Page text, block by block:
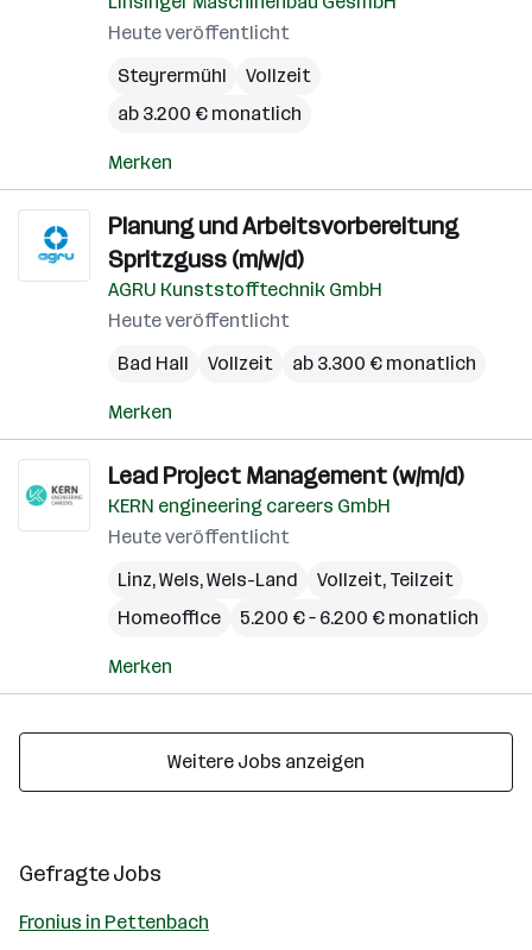
Heute veröffentlicht
Steyrermühl
Vollzeit
ab 3.200 € monatlich
Merken
Planung und Arbeitsvorbereitung
Spritzguss (m/w/d)
AGRU Kunststofftechnik GmbH
Heute veröffentlicht
Bad Hall
Vollzeit ab 3.300 € monatlich
Merken
Lead Project Management (w/m/d)
KERN engineering careers GmbH
Heute veröffentlicht
Linz,Wels,Wels-Land
Vollzeit, Teilzeit
Homeoffice
5.200 € – 6.200 € monatlich
Merken
Weitere Jobs anzeigen
Gefragte Jobs
Fronius in Pettenbach